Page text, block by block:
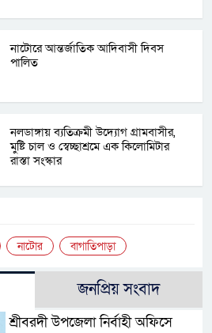
নাটোরে আন্তর্জাতিক আদিবাসী দিবস
পালিত
নলডাঙ্গায় ব্যতিক্রমী উদ্যোগ গ্রামবাসীর,
মুষ্টি চাল ও স্বেচ্ছাশ্রমে এক কিলোমিটার
রাস্তা সংস্কার
নাটোর বাগাতিপাড়া
জনপ্রিয় সংবাদ
শ্রীবরদী উপজেলা নির্বাহী অফিসে